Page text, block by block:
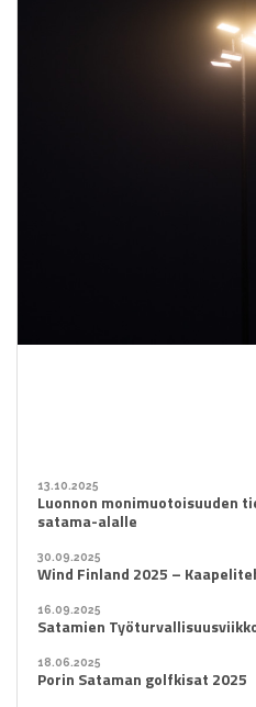
13.10.2025
Luonnon monimuotoisuuden
satama-alalle
30.09.2025
Wind Finland 2025 –
16.09.2025
Satamien
18.06.2025
Porin Sataman golfkisat 2025